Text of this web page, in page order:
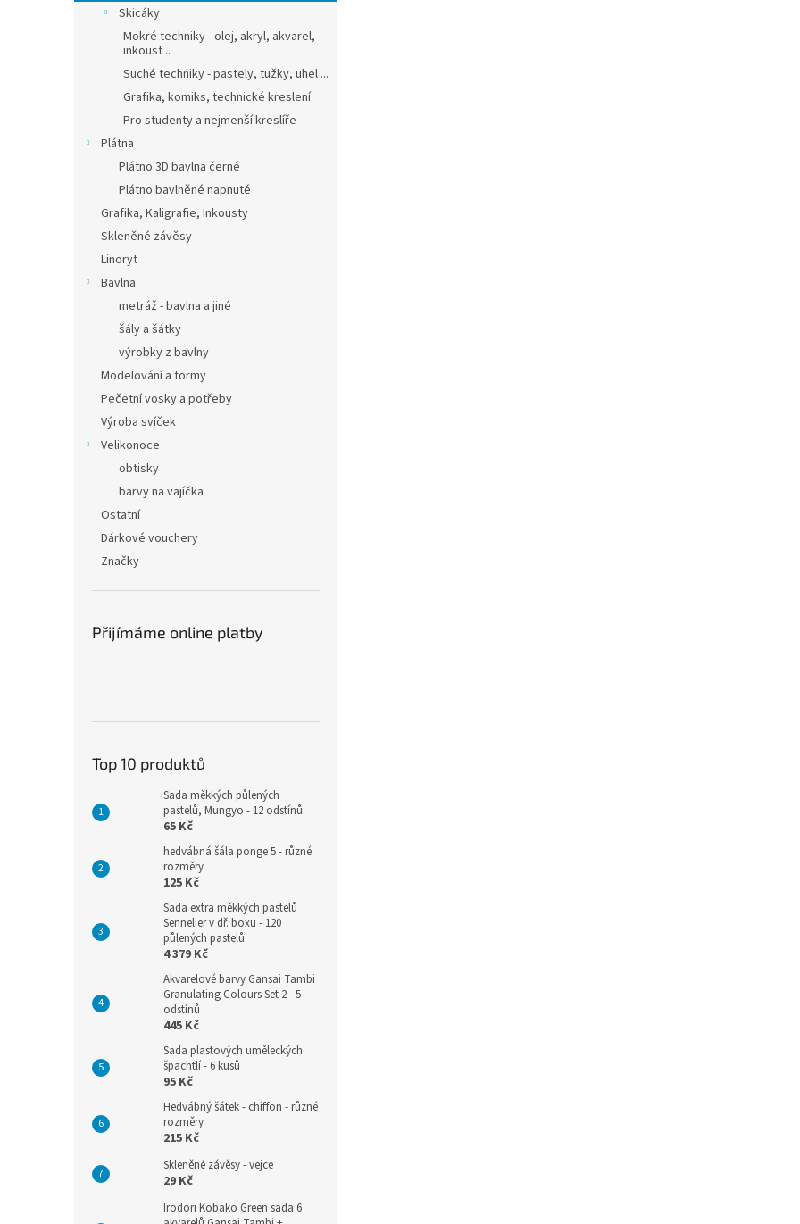
Skicáky
Mokré techniky - olej, akryl, akvarel,
inkoust ..
Suché techniky - pastely, tužky, uhel ...
Grafika, komiks, technické kreslení
Pro studenty a nejmenší kreslíře
Plátna
Plátno 3D bavlna černé
Plátno bavlněné napnuté
Grafika, Kaligrafie, Inkousty
Skleněné závěsy
Linoryt
Bavlna
metráž - bavlna a jiné
šály a šátky
výrobky z bavlny
Modelování a formy
Pečetní vosky a potřeby
Výroba svíček
Velikonoce
obtisky
barvy na vajíčka
Ostatní
Dárkové vouchery
Značky
Přijímáme online platby
Top 10 produktů
Sada měkkých půlených
pastelů, Mungyo - 12 odstínů
65 Kč
hedvábná šála ponge 5 - různé
rozměry
125 Kč
Sada extra měkkých pastelů
Sennelier v dř. boxu - 120
půlených pastelů
4 379 Kč
Akvarelové barvy Gansai Tambi
Granulating Colours Set 2 - 5
odstínů
445 Kč
Sada plastových uměleckých
špachtlí - 6 kusů
95 Kč
Hedvábný šátek - chiffon - různé
rozměry
215 Kč
Skleněné závěsy - vejce
29 Kč
Irodori Kobako Green sada 6